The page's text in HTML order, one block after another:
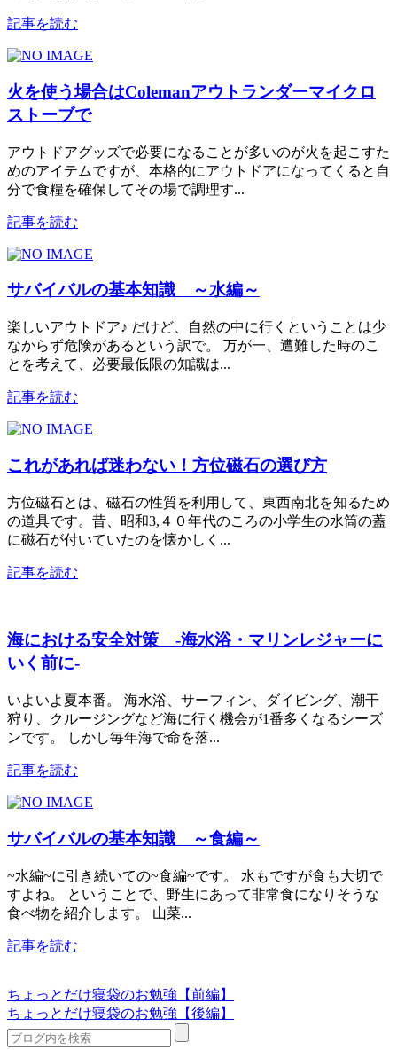
記事を読む
火を使う場合はColemanアウトランダーマイクロ
ストーブで
アウトドアグッズで必要になることが多いのが火を起こすた
めのアイテムですが、本格的にアウトドアになってくると自
分で食糧を確保してその場で調理す...
記事を読む
サバイバルの基本知識 ～水編～
楽しいアウトドア♪ だけど、自然の中に行くということは少
なからず危険があるという訳で。 万が一、遭難した時のこ
とを考えて、必要最低限の知識は...
記事を読む
これがあれば迷わない！方位磁石の選び方
方位磁石とは、磁石の性質を利用して、東西南北を知るため
の道具です。昔、昭和3,４０年代のころの小学生の水筒の蓋
に磁石が付いていたのを懐かしく...
記事を読む
海における安全対策 -海水浴・マリンレジャーに
いく前に-
いよいよ夏本番。 海水浴、サーフィン、ダイビング、潮干
狩り、クルージングなど海に行く機会が1番多くなるシーズ
ンです。 しかし毎年海で命を落...
記事を読む
サバイバルの基本知識 ～食編～
~水編~に引き続いての~食編~です。 水もですが食も大切で
すよね。 ということで、野生にあって非常食になりそうな
食べ物を紹介します。 山菜...
記事を読む
ちょっとだけ寝袋のお勉強【前編】
ちょっとだけ寝袋のお勉強【後編】